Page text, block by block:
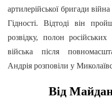
артилерійської бригади
Гідності. Відтоді він
розвідку, полон
війська після
Андрія розповіли у
Від